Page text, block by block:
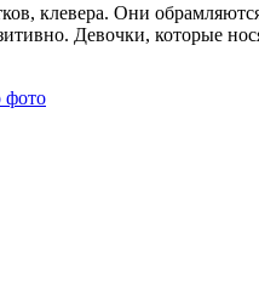
клевера. Они
Девочки, которые